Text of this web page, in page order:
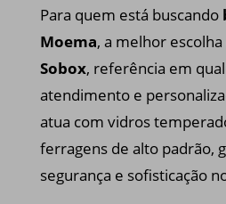
Para quem está buscando
Moema, a melhor
Sobox, referência em
atendimento e
atua com vidros
ferragens de alto padrão,
segurança e sofisticação